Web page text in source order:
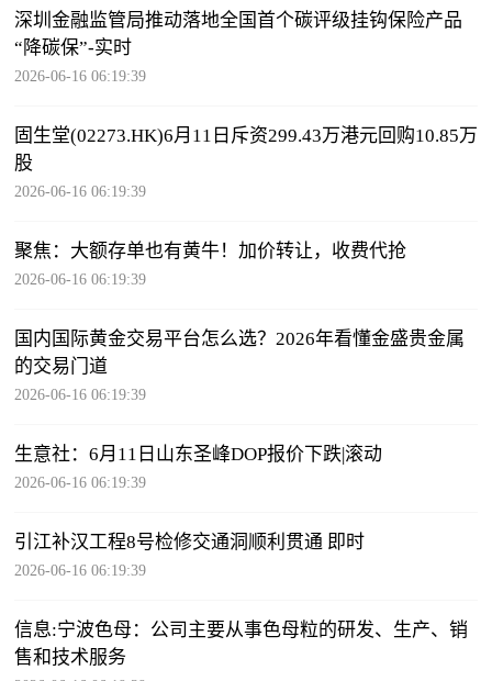
深圳金融监管局推动落地全国首个碳评级挂钩保险产品
“降碳保”-实时
2026-06-16 06:19:39
固生堂(02273.HK)6月11日斥资299.43万港元回购10.85万
股
2026-06-16 06:19:39
聚焦：大额存单也有黄牛！加价转让，收费代抢
2026-06-16 06:19:39
国内国际黄金交易平台怎么选？2026年看懂金盛贵金属
的交易门道
2026-06-16 06:19:39
生意社：6月11日山东圣峰DOP报价下跌|滚动
2026-06-16 06:19:39
引江补汉工程8号检修交通洞顺利贯通 即时
2026-06-16 06:19:39
信息:宁波色母：公司主要从事色母粒的研发、生产、销
售和技术服务